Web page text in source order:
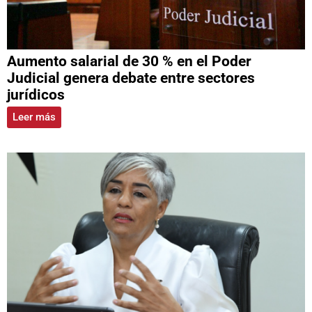
Aumento salarial de 30 % en el Poder
Judicial genera debate entre sectores
jurídicos
Leer más